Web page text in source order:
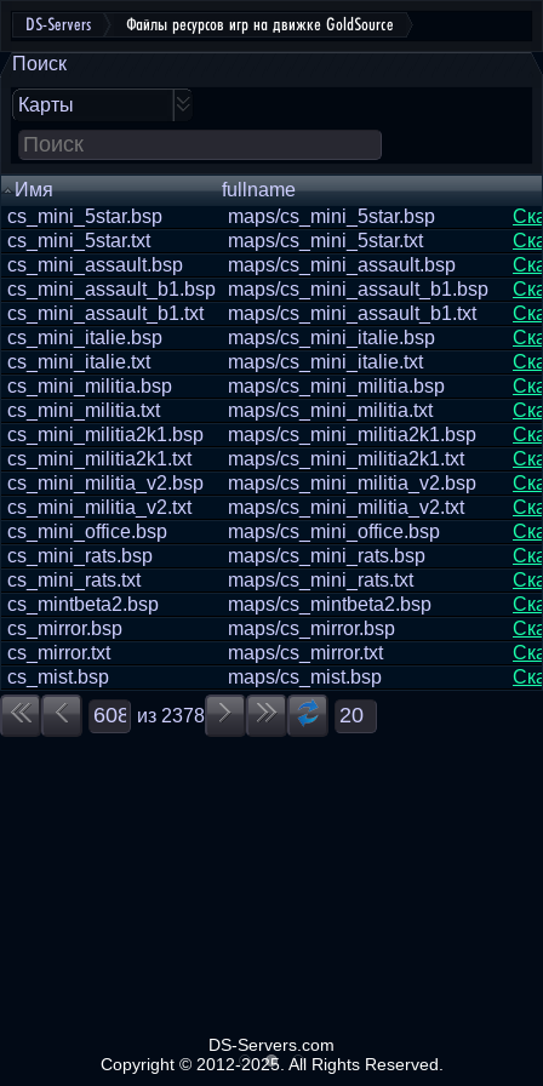
DS-Servers Файлы ресурсов игр на движке GoldSource
Поиск
Карты
Имя
fullname
cs_mini_5star.bsp
maps/cs_mini_5star.bsp
cs_mini_5star.txt
maps/cs_mini_5star.txt
cs_mini_assault.bsp
maps/cs_mini_assault.bsp
cs_mini_assault_b1.bsp
maps/cs_mini_assault_b1.bsp
cs_mini_assault_b1.txt
maps/cs_mini_assault_b1.txt
cs_mini_italie.bsp
maps/cs_mini_italie.bsp
cs_mini_italie.txt
maps/cs_mini_italie.txt
cs_mini_militia.bsp
maps/cs_mini_militia.bsp
cs_mini_militia.txt
maps/cs_mini_militia.txt
cs_mini_militia2k1.bsp
maps/cs_mini_militia2k1.bsp
cs_mini_militia2k1.txt
maps/cs_mini_militia2k1.txt
cs_mini_militia_v2.bsp
maps/cs_mini_militia_v2.bsp
cs_mini_militia_v2.txt
maps/cs_mini_militia_v2.txt
cs_mini_office.bsp
maps/cs_mini_office.bsp
cs_mini_rats.bsp
maps/cs_mini_rats.bsp
cs_mini_rats.txt
maps/cs_mini_rats.txt
cs_mintbeta2.bsp
maps/cs_mintbeta2.bsp
cs_mirror.bsp
maps/cs_mirror.bsp
cs_mirror.txt
maps/cs_mirror.txt
cs_mist.bsp
maps/cs_mist.bsp
из 2378
DS-Servers.com
Copyright © 2012-2025. All Rights Reserved.